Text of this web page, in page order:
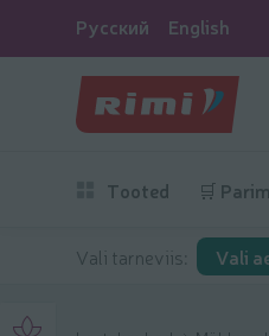
Русский English
Tooted 🛒
Vali tarneviis: Vali